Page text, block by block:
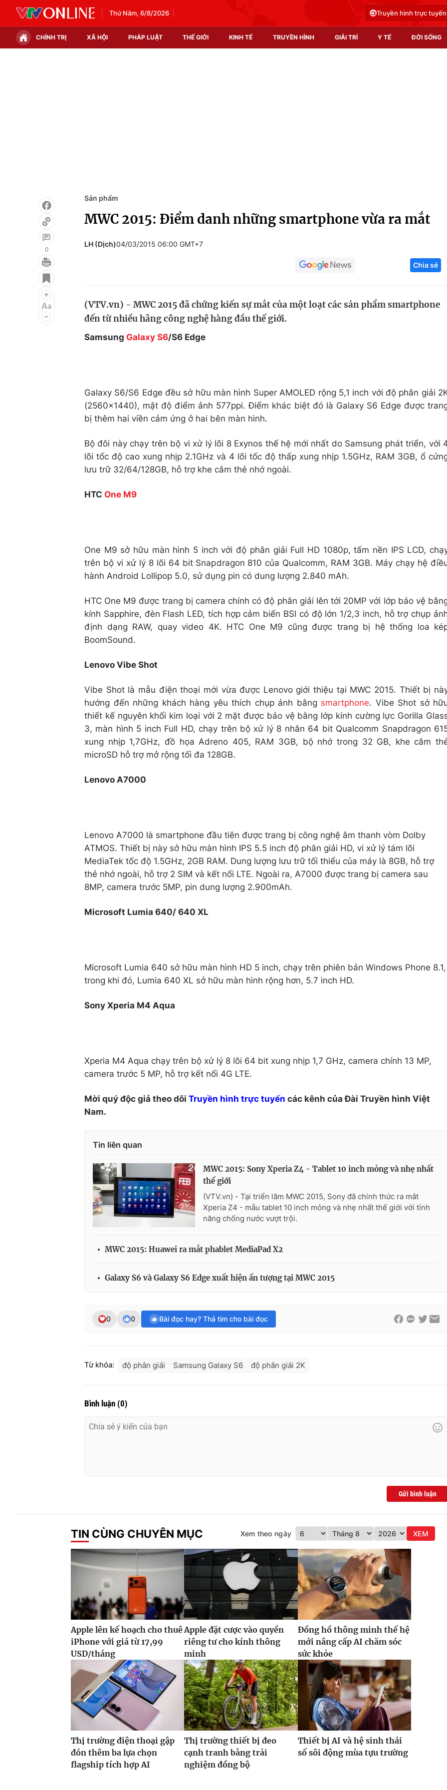
Thứ Năm, 6/8/2026 Truyền hình trực tuyến
CHÍNH TRỊ XÃ HỘI PHÁP LUẬT THẾ GIỚI KINH TẾ TRUYỀN HÌNH GIẢI TRÍ Y TẾ ĐỜI SỐNG
Infographic
Điện ảnh
Âm nhạc
Làm đẹp
Học trực tuyến
Công nghệ
Sản phẩm
0
Sản phẩm
MWC 2015: Điểm danh những smartphone vừa ra mắt
LH (Dịch)04/03/2015 06:00 GMT+7
Chia sẻ
(VTV.vn) - MWC 2015 đã chứng kiến sự mắt của một loạt các sản phẩm smartphone
đến từ nhiều hãng công nghệ hàng đầu thế giới.
Samsung Galaxy S6/S6 Edge
Galaxy S6/S6 Edge đều sở hữu màn hình Super AMOLED rộng 5,1 inch với độ phân giải
(2560x1440), mật độ điểm ảnh 577ppi. Điểm khác biệt đó là Galaxy S6 Edge được
bị thêm hai viền cảm ứng ở hai bên màn hình.
Bộ đôi này chạy trên bộ vi xử lý lõi 8 Exynos thế hệ mới nhất do Samsung phát triển, với
lõi tốc độ cao xung nhịp 2.1GHz và 4 lõi tốc độ thấp xung nhịp 1.5GHz, RAM 3GB, ổ
lưu trữ 32/64/128GB, hỗ trợ khe cắm thẻ nhớ ngoài.
HTC One M9
One M9 sở hữu màn hình 5 inch với độ phân giải Full HD 1080p, tấm nền IPS LCD,
trên bộ vi xử lý 8 lõi 64 bit Snapdragon 810 của Qualcomm, RAM 3GB. Máy chạy hệ
hành Android Lollipop 5.0, sử dụng pin có dung lượng 2.840 mAh.
HTC One M9 được trang bị camera chính có độ phân giải lên tới 20MP với lớp bảo vệ
kính Sapphire, đèn Flash LED, tích hợp cảm biến BSI có độ lớn 1/2,3 inch, hỗ trợ chụp
định dạng RAW, quay video 4K. HTC One M9 cũng được trang bị hệ thống loa
BoomSound.
Lenovo Vibe Shot
Vibe Shot là mẫu điện thoại mới vừa được Lenovo giới thiệu tại MWC 2015. Thiết bị
hướng đến những khách hàng yêu thích chụp ảnh bằng smartphone. Vibe Shot sở
thiết kế nguyên khối kim loại với 2 mặt được bảo vệ bằng lớp kính cường lực Gorilla
3, màn hình 5 inch Full HD, chạy trên bộ xử lý 8 nhân 64 bit Qualcomm Snapdragon
xung nhịp 1,7GHz, đồ họa Adreno 405, RAM 3GB, bộ nhớ trong 32 GB, khe cắm
microSD hỗ trợ mở rộng tối đa 128GB.
Lenovo A7000
Lenovo A7000 là smartphone đầu tiên được trang bị công nghệ âm thanh vòm Dolby
ATMOS. Thiết bị này sở hữu màn hình IPS 5.5 inch độ phân giải HD, vi xử lý tám lõi
MediaTek tốc độ 1.5GHz, 2GB RAM. Dung lượng lưu trữ tối thiểu của máy là 8GB, hỗ trợ
thẻ nhớ ngoài, hỗ trợ 2 SIM và kết nối LTE. Ngoài ra, A7000 được trang bị camera sau
8MP, camera trước 5MP, pin dung lượng 2.900mAh.
Microsoft Lumia 640/ 640 XL
Microsoft Lumia 640 sở hữu màn hình HD 5 inch, chạy trên phiên bản Windows Phone 8.1,
trong khi đó, Lumia 640 XL sở hữu màn hình rộng hơn, 5.7 inch HD.
Sony Xperia M4 Aqua
Xperia M4 Aqua chạy trên bộ xử lý 8 lõi 64 bit xung nhịp 1,7 GHz, camera chính 13 MP,
camera trước 5 MP, hỗ trợ kết nối 4G LTE.
Mời quý độc giả theo dõi Truyền hình trực tuyến các kênh của Đài Truyền hình Việt
Nam.
Tin liên quan
MWC 2015: Sony Xperia Z4 - Tablet 10 inch mỏng và nhẹ nhất
thế giới
(VTV.vn) - Tại triển lãm MWC 2015, Sony đã chính thức ra mắt
Xperia Z4 - mẫu tablet 10 inch mỏng và nhẹ nhất thế giới với tính
năng chống nước vượt trội.
MWC 2015: Huawei ra mắt phablet MediaPad X2
Galaxy S6 và Galaxy S6 Edge xuất hiện ấn tượng tại MWC 2015
0 0 Bài đọc hay? Thả tim cho bài đọc
Từ khóa: độ phân giải Samsung Galaxy S6 độ phân giải 2K
Bình luận (0)
Gửi bình luận
TIN CÙNG CHUYÊN MỤC Xem theo ngày XEM
Apple lên kế hoạch cho thuê
iPhone với giá từ 17,99
USD/tháng
Apple đặt cược vào quyền
riêng tư cho kính thông
minh
Đồng hồ thông minh thế hệ
mới nâng cấp AI chăm sóc
sức khỏe
Thị trường điện thoại gập
đón thêm ba lựa chọn
flagship tích hợp AI
Thị trường thiết bị đeo
cạnh tranh bằng trải
nghiệm đồng bộ
Thiết bị AI và hệ sinh thái
số sôi động mùa tựu trường